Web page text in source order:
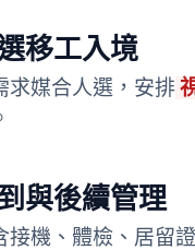
移工入境
求媒合人選，安排
與後續管理
接機、體檢、居留